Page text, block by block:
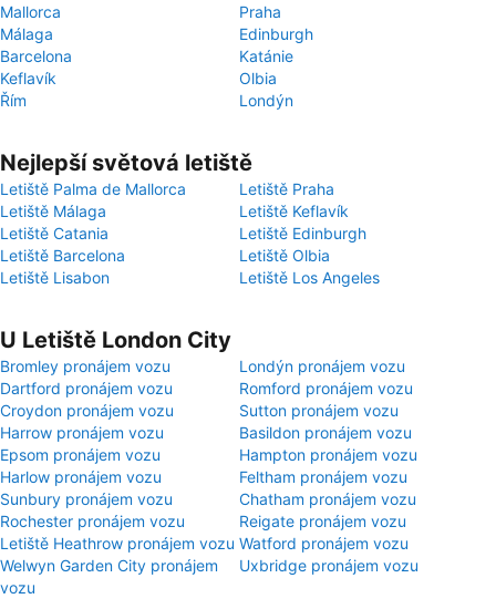
Mallorca
Praha
Málaga
Edinburgh
Barcelona
Katánie
Keflavík
Olbia
Řím
Londýn
Nejlepší světová letiště
Letiště Palma de Mallorca
Letiště Praha
Letiště Málaga
Letiště Keflavík
Letiště Catania
Letiště Edinburgh
Letiště Barcelona
Letiště Olbia
Letiště Lisabon
Letiště Los Angeles
U Letiště London City
Bromley pronájem vozu
Londýn pronájem vozu
Dartford pronájem vozu
Romford pronájem vozu
Croydon pronájem vozu
Sutton pronájem vozu
Harrow pronájem vozu
Basildon pronájem vozu
Epsom pronájem vozu
Hampton pronájem vozu
Harlow pronájem vozu
Feltham pronájem vozu
Sunbury pronájem vozu
Chatham pronájem vozu
Rochester pronájem vozu
Reigate pronájem vozu
Letiště Heathrow pronájem vozu Watford pronájem vozu
Welwyn Garden City pronájem
vozu
Uxbridge pronájem vozu